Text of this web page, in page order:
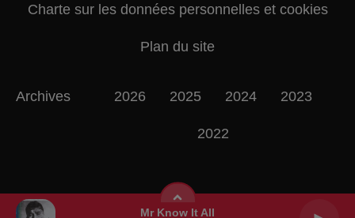
Mr Know It All
Charte sur les données personnelles et cookies
Plan du site
Archives 2026 2025 2024 2023
2022